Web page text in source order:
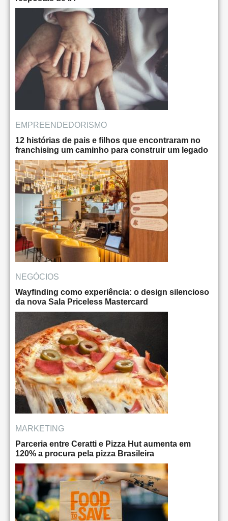
EMPREENDEDORISMO
12 histórias de pais e filhos que encontraram no
franchising um caminho para construir um legado
NEGÓCIOS
Wayfinding como experiência: o design silencioso
da nova Sala Priceless Mastercard
MARKETING
Parceria entre Ceratti e Pizza Hut aumenta em
120% a procura pela pizza Brasileira